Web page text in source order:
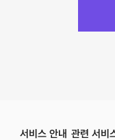
서비스 안내 관련 서비